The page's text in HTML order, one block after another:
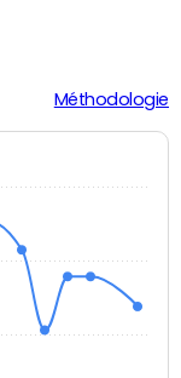
Méthodologie